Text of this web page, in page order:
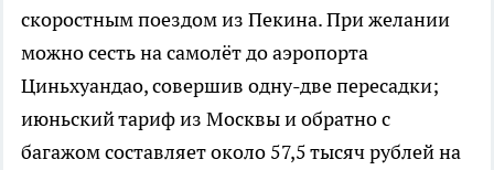
скоростным поездом из Пекина. При желании
можно сесть на самолёт до аэропорта
Циньхуандао, совершив одну-две пересадки;
июньский тариф из Москвы и обратно с
багажом составляет около 57,5 тысяч рублей на